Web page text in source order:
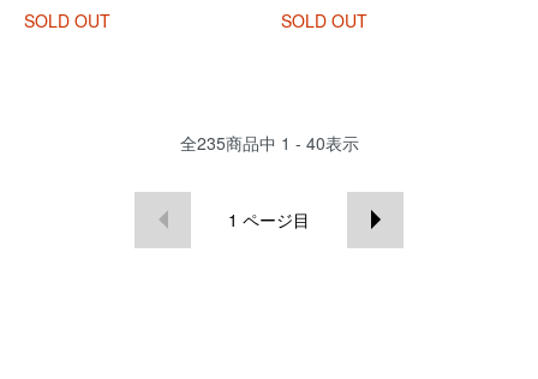
SOLD OUT
SOLD OUT
全235商品中 1 - 40表示
1 ページ目